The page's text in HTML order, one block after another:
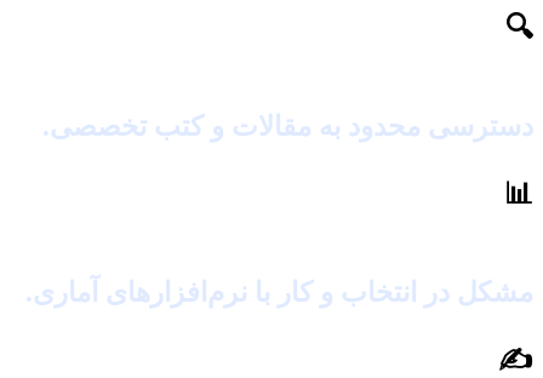
🔍
دسترسی محدود به مقالات و کتب تخصصی.
📊
مشکل در انتخاب و کار با نرم‌افزارهای آماری.
✍️